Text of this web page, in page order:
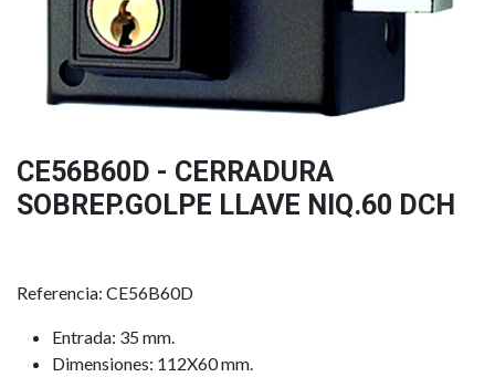
CE56B60D - CERRADURA
SOBREP.GOLPE LLAVE NIQ.60 DCH
Referencia: CE56B60D
Entrada: 35 mm.
Dimensiones: 112X60 mm.